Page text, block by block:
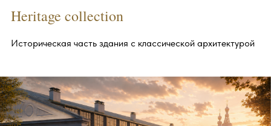
Историческая часть здания с классической архитектурой
Heritage collection